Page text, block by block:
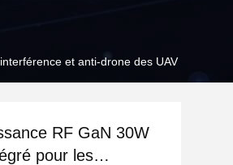
et anti-drone des UAV
RF GaN 30W
pour les